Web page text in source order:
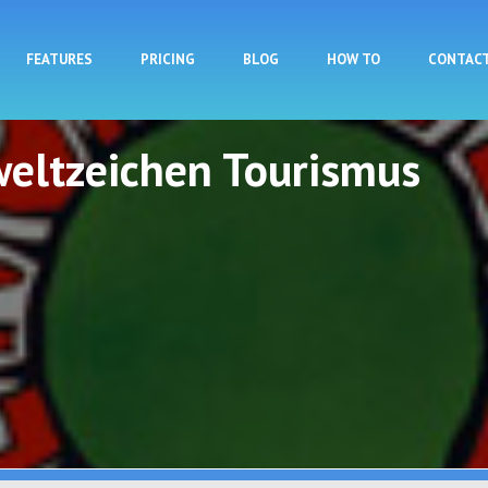
FEATURES PRICING BLOG HOW TO
Tourismus